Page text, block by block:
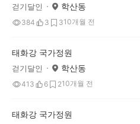
걷기달인 학산동
384 3 310개월 전
태화강 국가정원
걷기달인 학산동
413 6 210개월 전
태화강 국가정원